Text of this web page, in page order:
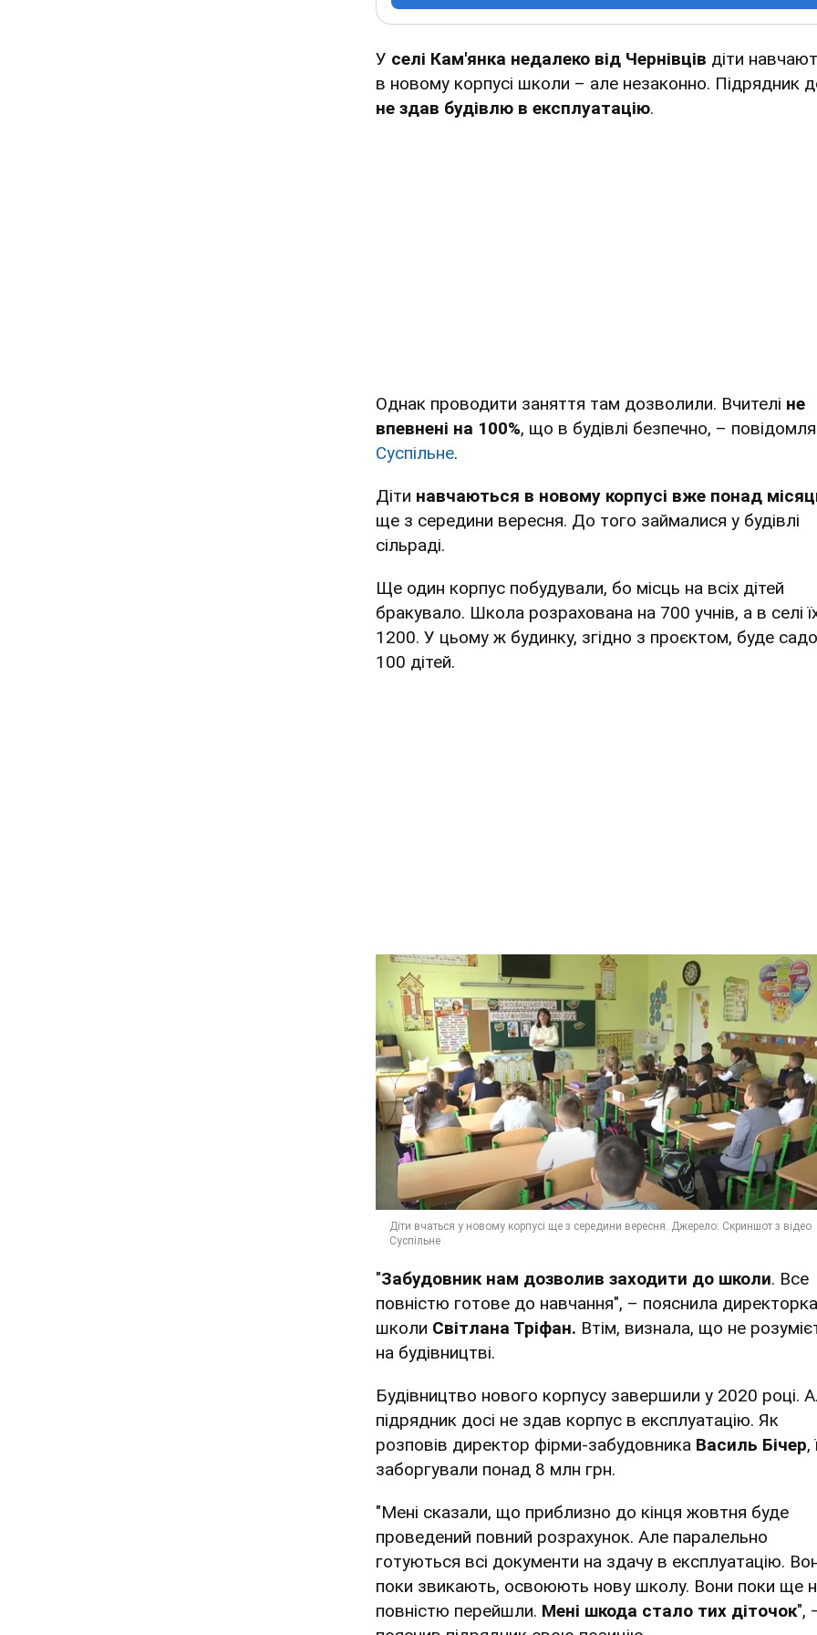
У селі Кам'янка недалеко від Чернівців діти
в новому корпусі школи – але незаконно. Підрядник
не здав будівлю в експлуатацію.
Однак проводити заняття там дозволили. Вчителі не
впевнені на 100%, що в будівлі безпечно, –
Суспільне.
Діти навчаються в новому корпусі вже понад
ще з середини вересня. До того займалися у будівлі
сільраді.
Ще один корпус побудували, бо місць на всіх дітей
бракувало. Школа розрахована на 700 учнів, а в селі
1200. У цьому ж будинку, згідно з проєктом, буде
100 дітей.
"Забудовник нам дозволив заходити до школи. Все
повністю готове до навчання", – пояснила директорка
школи Світлана Тріфан. Втім, визнала, що не
на будівництві.
Будівництво нового корпусу завершили у 2020 році.
підрядник досі не здав корпус в експлуатацію. Як
розповів директор фірми-забудовника Василь Бічер,
заборгували понад 8 млн грн.
"Мені сказали, що приблизно до кінця жовтня буде
проведений повний розрахунок. Але паралельно
готуються всі документи на здачу в експлуатацію.
поки звикають, освоюють нову школу. Вони поки ще
повністю перейшли. Мені шкода стало тих діточок",